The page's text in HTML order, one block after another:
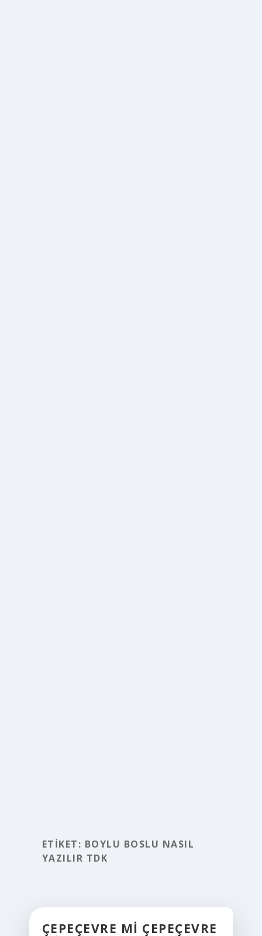
ETIKET: BOYLU BOSLU NASIL
YAZILIR TDK
ÇEPEÇEVRE MI ÇEPEÇEVRE